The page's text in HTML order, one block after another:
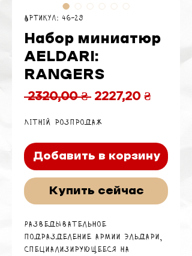
Артикул: 46-29
Набор миниатюр
AELDARI:
RANGERS
2320,00 ₴ Обычная
2227,20 ₴
Літній розпродаж
Добавить в корзину
Купить сейчас
Разведывательное
подразделение армии Эльдари,
специализирующееся на